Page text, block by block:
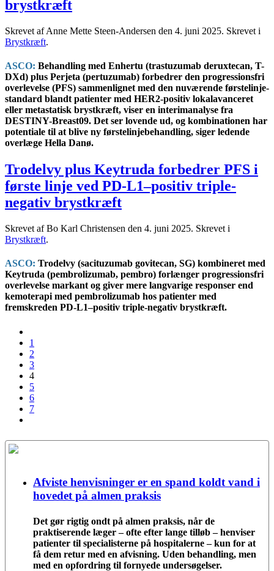
brystkræft
Skrevet af Anne Mette Steen-Andersen den 4. juni 2025. Skrevet i
Brystkræft.
ASCO: Behandling med Enhertu (trastuzumab deruxtecan, T-
DXd) plus Perjeta (pertuzumab) forbedrer den progressionsfri
overlevelse (PFS) sammenlignet med den nuværende førstelinje-
standard blandt patienter med HER2-positiv lokalavanceret
eller metastatisk brystkræft, viser en interimanalyse fra
DESTINY-Breast09. Det ser lovende ud, og kombinationen har
potentiale til at blive ny førstelinjebehandling, siger ledende
overlæge Hella Danø.
Trodelvy plus Keytruda forbedrer PFS i
første linje ved PD-L1–positiv triple-
negativ brystkræft
Skrevet af Bo Karl Christensen den 4. juni 2025. Skrevet i
Brystkræft.
ASCO: Trodelvy (sacituzumab govitecan, SG) kombineret med
Keytruda (pembrolizumab, pembro) forlænger progressionsfri
overlevelse markant og giver mere langvarige responser end
kemoterapi med pembrolizumab hos patienter med
fremskreden PD-L1–positiv triple-negativ brystkræft.
1
2
3
4
5
6
7
Afviste henvisninger er en spand koldt vand i
hovedet på almen praksis
Det gør rigtig ondt på almen praksis, når de
praktiserende læger – ofte efter lange tilløb – henviser
patienter til specialisterne på hospitalerne – kun for at
få dem retur med en afvisning. Uden behandling, men
med en opfordring til fornyede undersøgelser.